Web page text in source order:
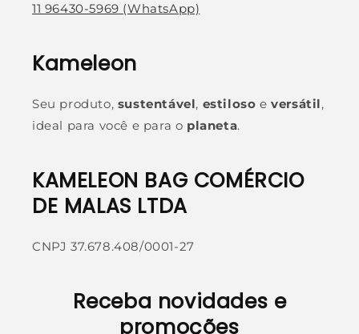
11 96430-5969 (WhatsApp)
Kameleon
Seu produto, sustentável, estiloso eversátil,
ideal para você e para o planeta.
KAMELEON BAG COMÉRCIO
DE MALAS LTDA
CNPJ 37.678.408/0001-27
Receba novidades e
promoções